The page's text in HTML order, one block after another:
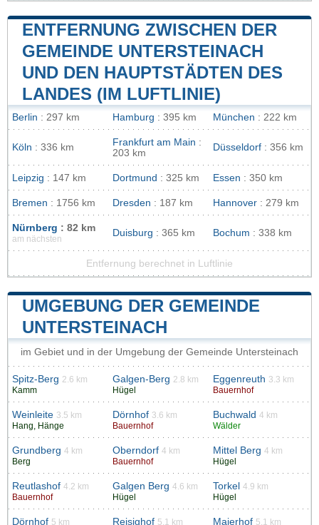
ENTFERNUNG ZWISCHEN DER
GEMEINDE UNTERSTEINACH
UND DEN HAUPTSTÄDTEN DES
LANDES (IM LUFTLINIE)
Berlin : 297 km Hamburg : 395 km München : 222 km
Köln : 336 km Frankfurt am Main :
203 km
Düsseldorf : 356 km
Leipzig : 147 km Dortmund : 325 km Essen : 350 km
Bremen : 1756 km Dresden : 187 km Hannover : 279 km
Nürnberg : 82 km
am nächsten
Duisburg : 365 km Bochum : 338 km
Entfernung berechnet in Luftlinie
UMGEBUNG DER GEMEINDE
UNTERSTEINACH
im Gebiet und in der Umgebung der Gemeinde Untersteinach
Spitz-Berg 2.6 km
Kamm
Galgen-Berg 2.8 km
Hügel
Eggenreuth 3.3 km
Bauernhof
Weinleite 3.5 km
Hang, Hänge
Dörnhof 3.6 km
Bauernhof
Buchwald 4 km
Wälder
Grundberg 4 km
Berg
Oberndorf 4 km
Bauernhof
Mittel Berg 4 km
Hügel
Reutlashof 4.2 km
Bauernhof
Galgen Berg 4.6 km
Hügel
Torkel 4.9 km
Hügel
Dörnhof 5 km
Reisighof 5.1 km
Maierhof 5.1 km